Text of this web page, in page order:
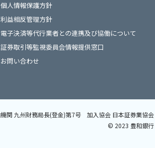
個人情報保護方針
利益相反管理方針
電子決済等代行業者との連携及び協働について
証券取引等監視委員会情報提供窓口
お問い合わせ
関 九州財務局長(登金)第7号 加入協会 日本証券業協会
©️ 2023 豊和銀行